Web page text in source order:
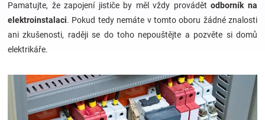
výbava
Hračky
zábava
Pamatujte, že zapojení jističe by měl vždy provádětodborník na
elektroinstalaci. Pokud tedy nemáte v tomto oboru žádné znalosti
ani zkušenosti, raději se do toho nepouštějte a pozvěte si domů
elektrikáře.